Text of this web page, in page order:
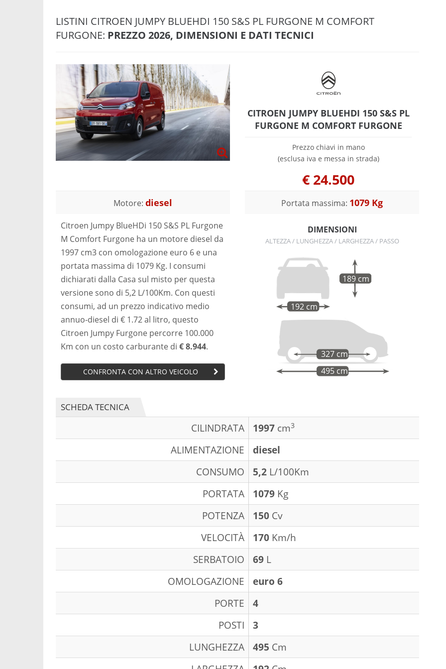
LISTINI CITROEN JUMPY BLUEHDI 150 S&S PL FURGONE M COMFORT
FURGONE: PREZZO 2026, DIMENSIONI E DATI TECNICI
CITROEN JUMPY BLUEHDI 150 S&S PL
FURGONE M COMFORT FURGONE
Prezzo chiavi in mano
(esclusa iva e messa in strada)
€ 24.500
Motore: diesel
Citroen Jumpy BlueHDi 150 S&S PL Furgone
M Comfort Furgone ha un motore diesel da
1997 cm3 con omologazione euro 6 e una
portata massima di 1079 Kg. I consumi
dichiarati dalla Casa sul misto per questa
versione sono di 5,2 L/100Km. Con questi
consumi, ad un prezzo indicativo medio
annuo-diesel di € 1.72 al litro, questo
Citroen Jumpy Furgone percorre 100.000
Km con un costo carburante di € 8.944.
CONFRONTA CON ALTRO VEICOLO
Portata massima: 1079 Kg
DIMENSIONI
ALTEZZA / LUNGHEZZA / LARGHEZZA / PASSO
192 cm
189 cm
495 cm
327 cm
SCHEDA TECNICA
CILINDRATA 1997 cm3
ALIMENTAZIONE
diesel
CONSUMO
5,2 L/100Km
PORTATA
1079 Kg
POTENZA
150 Cv
VELOCITÀ
170 Km/h
SERBATOIO
69 L
OMOLOGAZIONE
euro 6
PORTE
4
POSTI
3
LUNGHEZZA
495 Cm